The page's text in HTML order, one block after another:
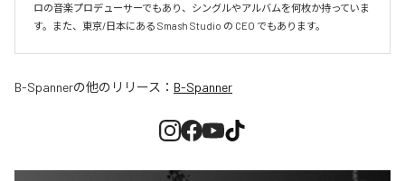
ロの音楽プロデューサーでもあり、シングルやアルバムを何枚か持っていま
す。また、東京/日本にある Smash Studio の CEO でもあります。
B-Spannerの他のリリース： B-Spanner